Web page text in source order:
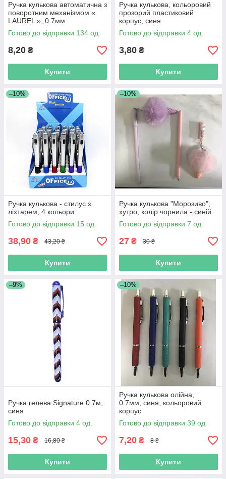
Ручка кулькова автоматична з
поворотним механізмом «
LAUREL »; 0.7мм
Готово до відправки 134 од.
8,20 ₴
Купити
Ручка кулькова, кольоровий
прозорий пластиковий
корпус, синя
Готово до відправки 4 од.
3,80 ₴
Купити
–10%
Ручка кулькова - стилус з
ліхтарем, 4 кольори
Готово до відправки 15 од.
38,90 ₴ 43,20 ₴
Купити
–10%
Ручка кулькова "Морозиво",
хутро, колір чорнила - синій
Готово до відправки 7 од.
27 ₴ 30 ₴
Купити
–9%
Ручка гелева Signature 0.7м,
синя
Готово до відправки 4 од.
15,30 ₴ 16,80 ₴
Купити
–10%
Ручка кулькова олійна,
0.7мм, синя, кольоровий
корпус
Готово до відправки 39 од.
7,20 ₴ 8 ₴
Купити